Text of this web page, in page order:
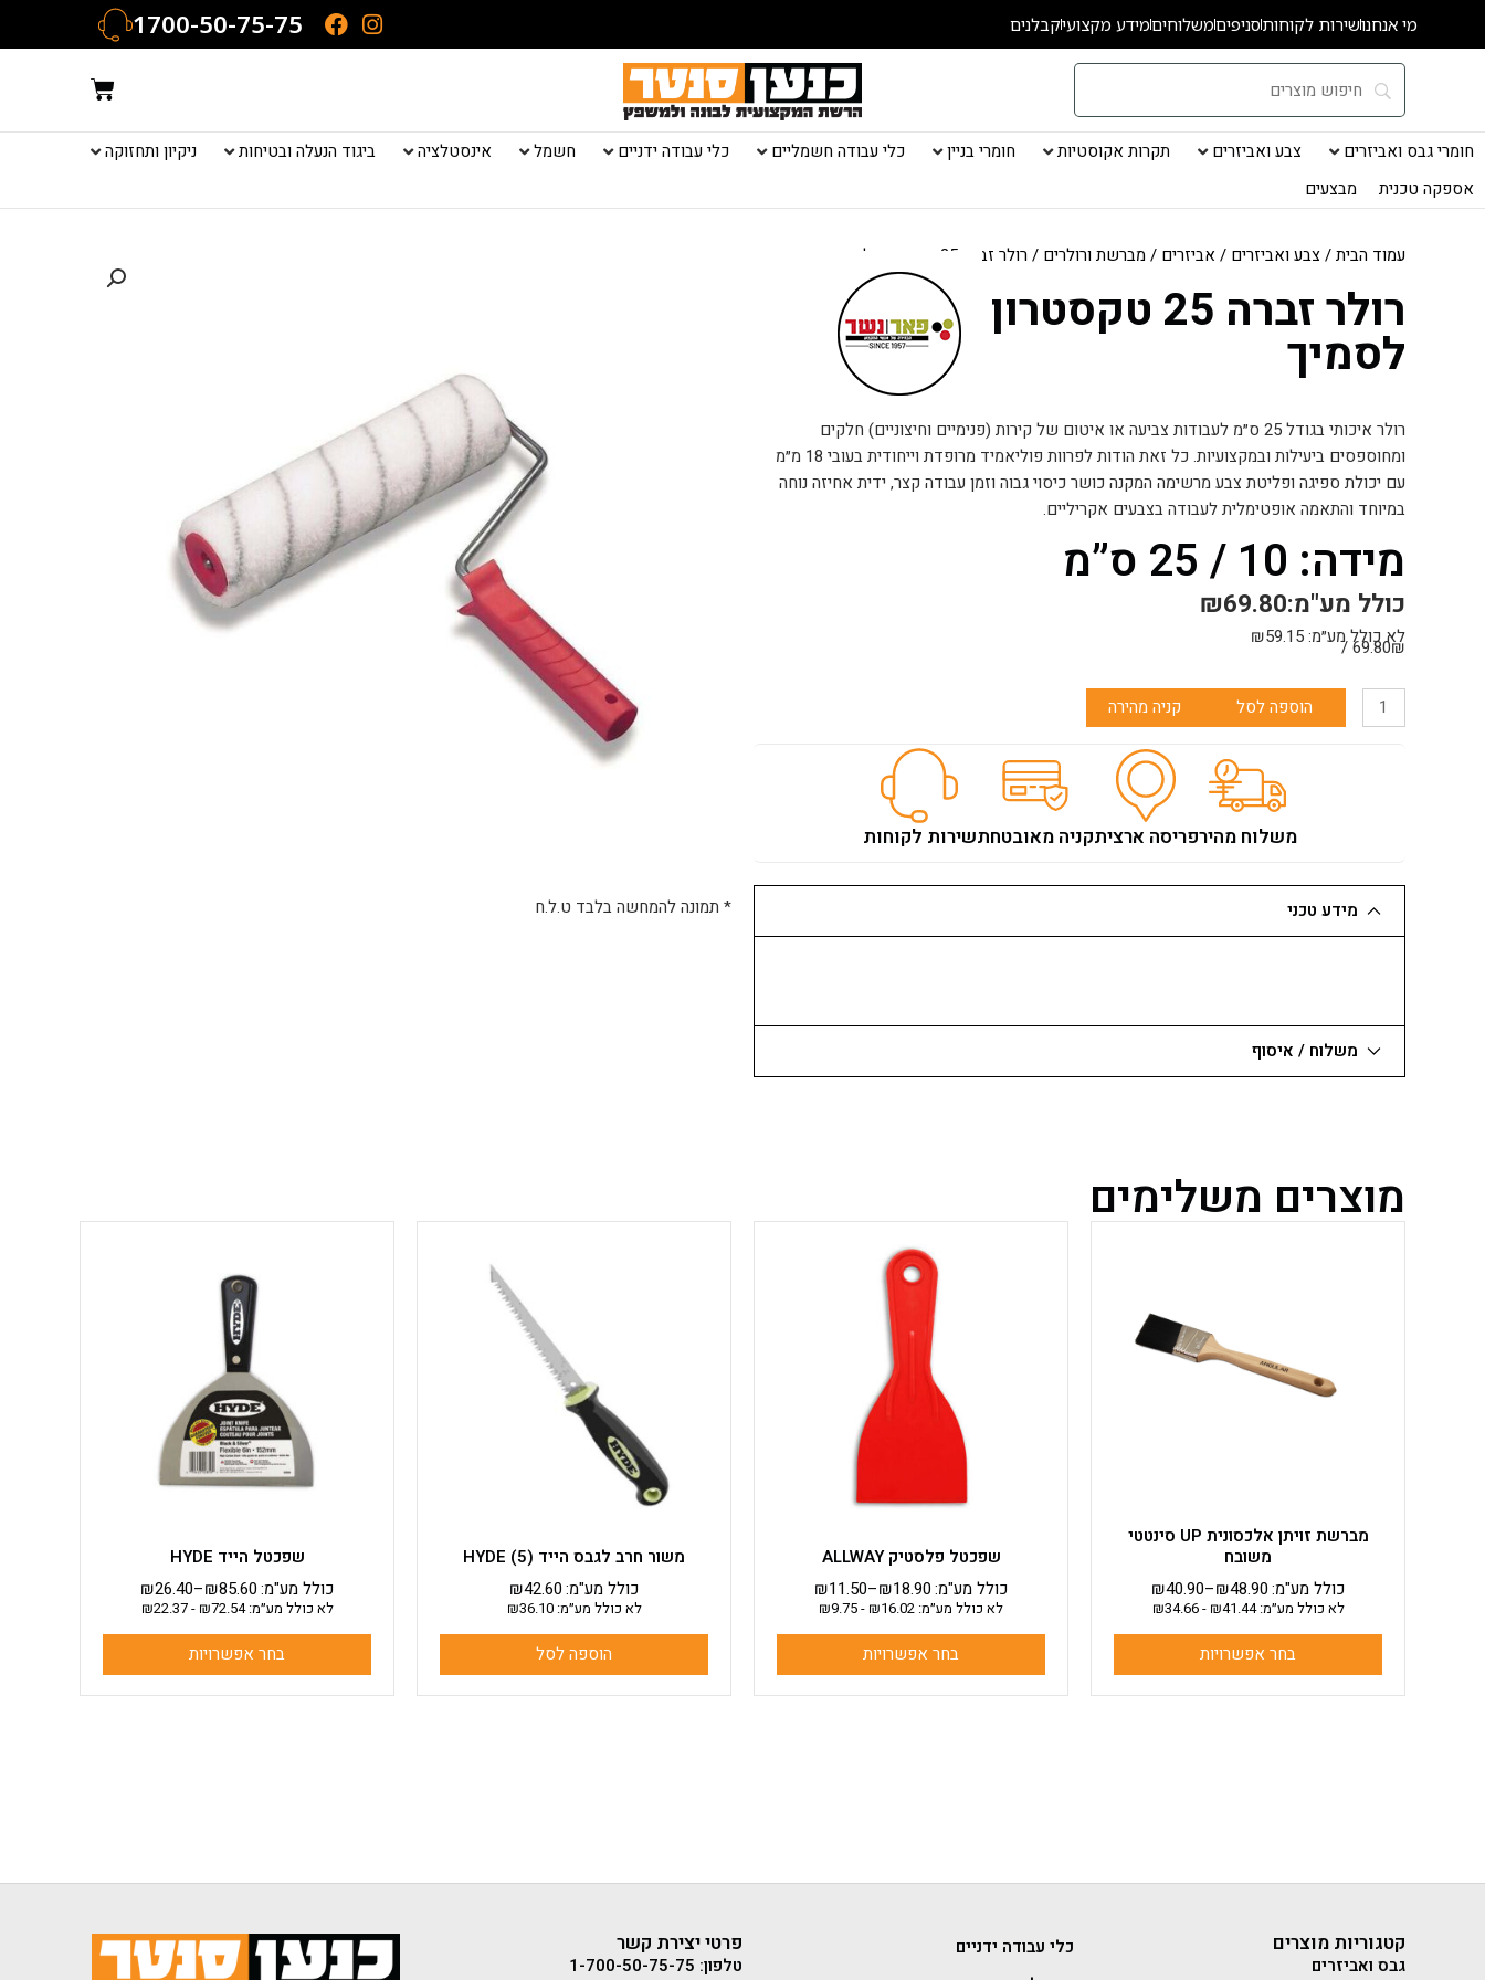
מי אנחנושירות לקוחותסניפיםמשלוחיםמידע מקצועיקבלנים 1700-50-75-75
עגלת
קניות
חומרי גבס ואביזרים צבע ואביזרים תקרות אקוסטיות חומרי בניין כלי עבודה חשמליים כלי עבודה ידניים חשמל אינסטלציה ביגוד הנעלה ובטיחות
ניקיון ותחזוקה
אספקה טכנית
מבצעים
עמוד הבית/צבע ואביזרים / אביזרים /מברשת ורולרים / רולר זברה 25 טקסטרון לסמיך
רולר זברה 25 טקסטרון
לסמיך
רולר איכותי בגודל 25 ס״מ לעבודות צביעה או איטום של קירות (פנימיים וחיצוניים) חלקים
ומחוספסים ביעילות ובמקצועיות. כל זאת הודות לפרוות פוליאמיד מרופדת וייחודית בעובי 18 מ״מ
עם יכולת ספיגה ופליטת צבע מרשימה המקנה כושר כיסוי גבוה וזמן עבודה קצר, ידית אחיזה נוחה
במיוחד והתאמה אופטימלית לעבודה בצבעים אקריליים.
מידה: 10 / 25 ס”מ
₪69.80כולל מע"מ:
לא כולל מע״מ: ₪59.15
69.80₪ /
כמות
הוספה לסל קניה מהירה
משלוח מהירפריסה ארציתקניה מאובטחתשירות לקוחות
מידע טכני
משלוח / איסוף
* תמונה להמחשה בלבד ט.ל.ח
מוצרים משלימים
מברשת זויתן אלכסונית UP סינטטי
משובח
₪40.90–₪48.90כולל מע"מ:
לא כולל מע״מ: ₪41.44
-
₪34.66
בחר אפשרויות
סוגים.
ניתן
שפכטל פלסטיק ALLWAY
₪11.50–₪18.90כולל מע"מ:
לא כולל מע״מ: ₪16.02
-
₪9.75
בחר אפשרויות
זה
יש
מספר
סוגים.
ניתן
לבחור
האפשרויות
המוצר
משור חרב לגבס הייד HYDE (5)
₪42.60כולל מע"מ:
לא כולל מע״מ: ₪36.10
הוספה לסל
שפכטל הייד HYDE
₪26.40–₪85.60כולל מע"מ:
לא כולל מע״מ: ₪72.54
-
₪22.37
בחר אפשרויות
יש
מספר
סוגים.
ניתן
לבחור
את
האפשרויות
בעמוד
קטגוריות מוצרים
גבס ואביזרים
כלי עבודה ידניים
פרטי יצירת קשר
טלפון: 1-700-50-75-75